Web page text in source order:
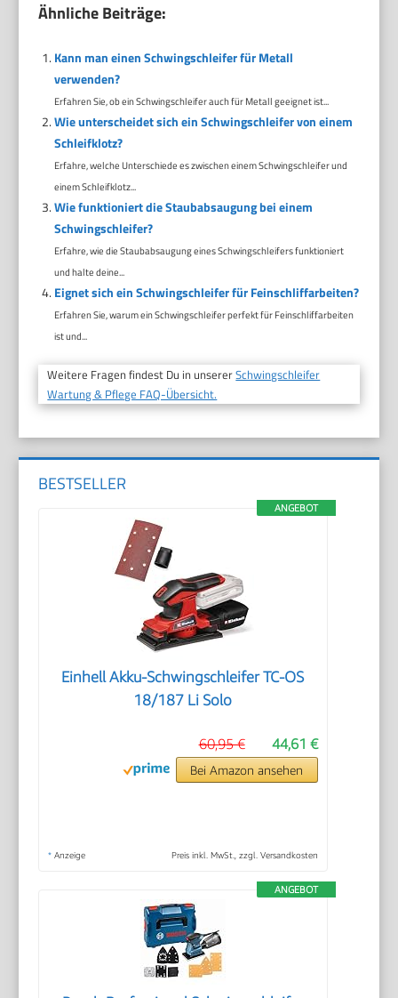
Ähnliche Beiträge:
Kann man einen Schwingschleifer für Metall
verwenden?
Erfahren Sie, ob ein Schwingschleifer auch für Metall geeignet ist...
Wie unterscheidet sich ein Schwingschleifer von einem
Schleifklotz?
Erfahre, welche Unterschiede es zwischen einem Schwingschleifer und
einem Schleifklotz...
Wie funktioniert die Staubabsaugung bei einem
Schwingschleifer?
Erfahre, wie die Staubabsaugung eines Schwingschleifers funktioniert
und halte deine...
Eignet sich ein Schwingschleifer für Feinschliffarbeiten?
Erfahren Sie, warum ein Schwingschleifer perfekt für Feinschliffarbeiten
ist und...
Weitere Fragen findest Du in unsererSchwingschleifer
Wartung & Pflege FAQ-Übersicht.
BESTSELLER
ANGEBOT
Einhell Akku-Schwingschleifer TC-OS
18/187 Li Solo
44,61 €
60,95 €
Bei Amazon ansehen
* Anzeige Preis inkl. MwSt., zzgl. Versandkosten
ANGEBOT